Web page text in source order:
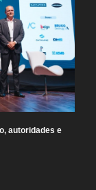
autoridades e